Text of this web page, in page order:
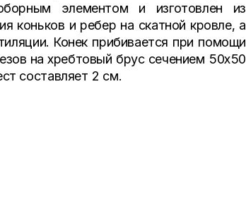
элементом и изготовлен из
коньков и ребер на скатной кровле, а
Конек прибивается при помощи
на хребтовый брус сечением 50х50
составляет 2 см.